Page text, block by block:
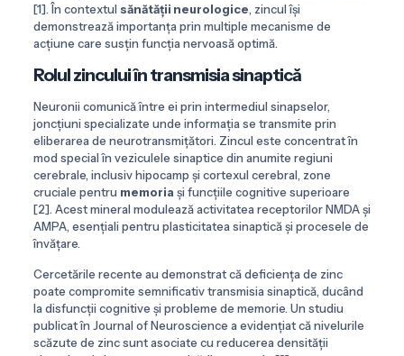
[1]. În contextul sănătății neurologice, zincul își
demonstrează importanța prin multiple mecanisme de
acțiune care susțin funcția nervoasă optimă.
Rolul zincului în transmisia sinaptică
Neuronii comunică între ei prin intermediul sinapselor,
joncțiuni specializate unde informația se transmite prin
eliberarea de neurotransmițători. Zincul este concentrat în
mod special în veziculele sinaptice din anumite regiuni
cerebrale, inclusiv hipocamp și cortexul cerebral, zone
cruciale pentru memoria și funcțiile cognitive superioare
[2]. Acest mineral modulează activitatea receptorilor NMDA și
AMPA, esențiali pentru plasticitatea sinaptică și procesele de
învățare.
Cercetările recente au demonstrat că deficiența de zinc
poate compromite semnificativ transmisia sinaptică, ducând
la disfuncții cognitive și probleme de memorie. Un studiu
publicat în Journal of Neuroscience a evidențiat că nivelurile
scăzute de zinc sunt asociate cu reducerea densității